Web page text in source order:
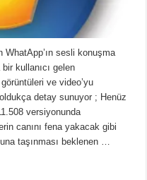
WhatApp’ın sesli konuşma
kullanıcı gelen
ve video’yu
detay sunuyor ; Henüz
versiyonunda
canını fena yakacak gibi
taşınması beklenen …